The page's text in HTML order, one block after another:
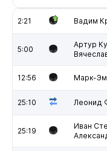
2:21 Вадим
5:00
Артур
12:56 Марк-
25:10 Леонид
25:19
Иван